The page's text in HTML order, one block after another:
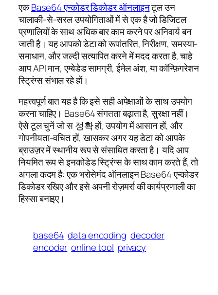
एकBase64 एन्कोडर डिकोडर ऑनलाइनटूल उन
चालाकी-से-सरल उपयोगिताओं में से एक है जो डिजिटल
प्रणालियों के साथ अधिक बार काम करने पर अनिवार्य बन
जाती है। यह आपको डेटा को रूपांतरित, निरीक्षण, समस्या-
समाधान, और जल्दी सत्यापित करने में मदद करता है, चाहे
आप API मान, एम्बेडेड सामग्री, ईमेल अंश, या कॉन्फ़िगरेशन
स्ट्रिंग्स संभाल रहे हों।
महत्त्वपूर्ण बात यह है कि इसे सही अपेक्षाओं के साथ उपयोग
करना चाहिए। Base64 संगतता बढ़ाता है, सुरक्षा नहीं।
ऐसे टूल चुनें जो स 정확 हों, उपयोग में आसान हों, और
गोपनीयता-वचित हों, खासकर अगर यह डेटा को आपके
ब्राउज़र में स्थानीय रूप से संसाधित करता है। यदि आप
नियमित रूप से इनकोडेड स्ट्रिंग्स के साथ काम करते हैं, तो
अगला कदम है: एक भरोसेमंद ऑनलाइन Base64 एन्कोडर
डिकोडर रखिए और इसे अपनी रोज़मर्रा की कार्यप्रणाली का
हिस्सा बनाइए।
base64 data encoding decoder
encoder online tool privacy